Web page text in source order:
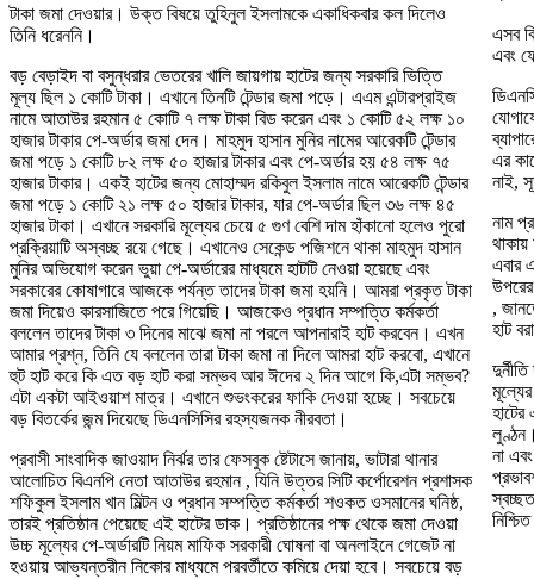
টাকা জমা দেওয়ার। উক্ত বিষয়ে তুহিনুল ইসলামকে একাধিকবার কল দিলেও
তিনি ধরেননি।
বড় বেড়াইদ বা বসুন্ধরার ভেতরের খালি জায়গায় হাটের জন্য সরকারি ভিত্তি
মূল্য ছিল ১ কোটি টাকা। এখানে তিনটি টেন্ডার জমা পড়ে। এএম এন্টারপ্রাইজ
নামে আতাউর রহমান ৫ কোটি ৭ লক্ষ টাকা বিড করেন এবং ১ কোটি ৫২ লক্ষ ১০
হাজার টাকার পে-অর্ডার জমা দেন। মাহমুদ হাসান মুনির নামের আরেকটি টেন্ডার
জমা পড়ে ১ কোটি ৮২ লক্ষ ৫০ হাজার টাকার এবং পে-অর্ডার হয় ৫৪ লক্ষ ৭৫
হাজার টাকার। একই হাটের জন্য মোহাম্মদ রকিবুল ইসলাম নামে আরেকটি টেন্ডার
জমা পড়ে ১ কোটি ২১ লক্ষ ৫০ হাজার টাকার, যার পে-অর্ডার ছিল ৩৬ লক্ষ ৪৫
হাজার টাকা। এখানে সরকারি মূল্যের চেয়ে ৫ গুণ বেশি দাম হাঁকানো হলেও পুরো
প্রক্রিয়াটি অস্বচ্ছ রয়ে গেছে। এখানেও সেকেন্ড পজিশনে থাকা মাহমুদ হাসান
মুনির অভিযোগ করেন ভুয়া পে-অর্ডারের মাধ্যমে হাটটি নেওয়া হয়েছে এবং
সরকারের কোষাগারে আজকে পর্যন্ত তাদের টাকা জমা হয়নি। আমরা প্রকৃত টাকা
জমা দিয়েও কারসাজিতে পরে গিয়েছি। আজকেও প্রধান সম্পত্তি কর্মকর্তা
বললেন তাদের টাকা ৩ দিনের মাঝে জমা না পরলে আপনারাই হাট করবেন। এখন
আমার প্রশ্ন, তিনি যে বললেন তারা টাকা জমা না দিলে আমরা হাট করবো, এখানে
হুট হাট করে কি এত বড় হাট করা সম্ভব আর ঈদের ২ দিন আগে কি,এটা সম্ভব?
এটা একটা আইওয়াশ মাত্র। এখানে শুভংকরের ফাকি দেওয়া হচ্ছে। সবচেয়ে
বড় বিতর্কের জন্ম দিয়েছে ডিএনসিসির রহস্যজনক নীরবতা।
প্রবাসী সাংবাদিক জাওয়াদ নির্ঝর তার ফেসবুক ষ্টেটাসে জানায়, ভাটারা থানার
আলোচিত বিএনপি নেতা আতাউর রহমান , যিনি উত্তর সিটি কর্পোরেশন প্রশাসক
শফিকুল ইসলাম খান মিল্টন ও প্রধান সম্পত্তি কর্মকর্তা শওকত ওসমানের ঘনিষ্ঠ,
তারই প্রতিষ্ঠান পেয়েছে এই হাটের ডাক। প্রতিষ্ঠানের পক্ষ থেকে জমা দেওয়া
উচ্চ মূল্যের পে-অর্ডারটি নিয়ম মাফিক সরকারী ঘোষনা বা অনলাইনে গেজেট না
হওয়ায় আভ্যন্তরীন নিকোর মাধ্যমে পরবর্তীতে কমিয়ে দেয়া হবে। সবচেয়ে বড়
এসব
এবং
এর
নাই,
নাম
এবার
,
হাট
লুণ্ঠন।
না